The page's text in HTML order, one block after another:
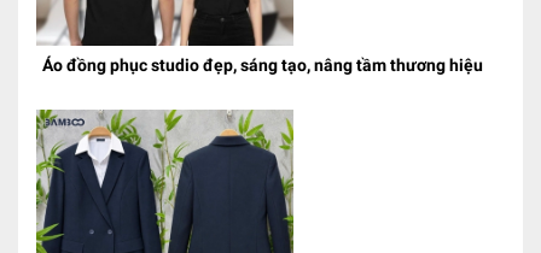
Áo đồng phục studio đẹp, sáng tạo, nâng tầm thương hiệu